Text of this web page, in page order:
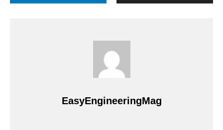
EasyEngineeringMag